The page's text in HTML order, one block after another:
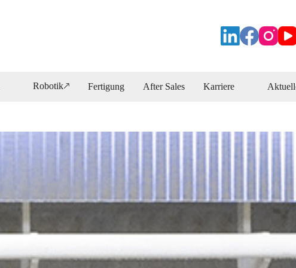
Robotik🡕 Fertigung After Sales Karriere